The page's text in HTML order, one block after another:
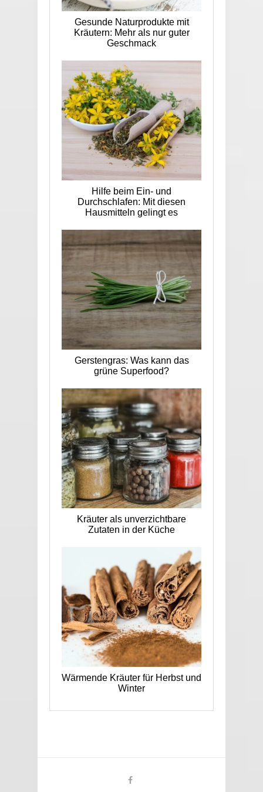
Gesunde Naturprodukte mit
Kräutern: Mehr als nur guter
Geschmack
Hilfe beim Ein- und
Durchschlafen: Mit diesen
Hausmitteln gelingt es
Gerstengras: Was kann das
grüne Superfood?
Kräuter als unverzichtbare
Zutaten in der Küche
Wärmende Kräuter für Herbst und
Winter